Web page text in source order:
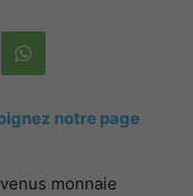
notre page
monnaie